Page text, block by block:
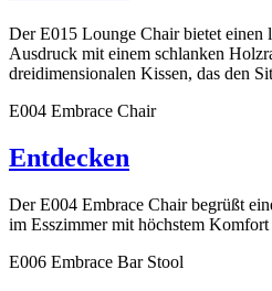
Der E015 Lounge Chair bietet einen
Ausdruck mit einem schlanken
dreidimensionalen Kissen, das den
E004 Embrace Chair
Entdecken
Der E004 Embrace Chair begrüßt
im Esszimmer mit höchstem
E006 Embrace Bar Stool